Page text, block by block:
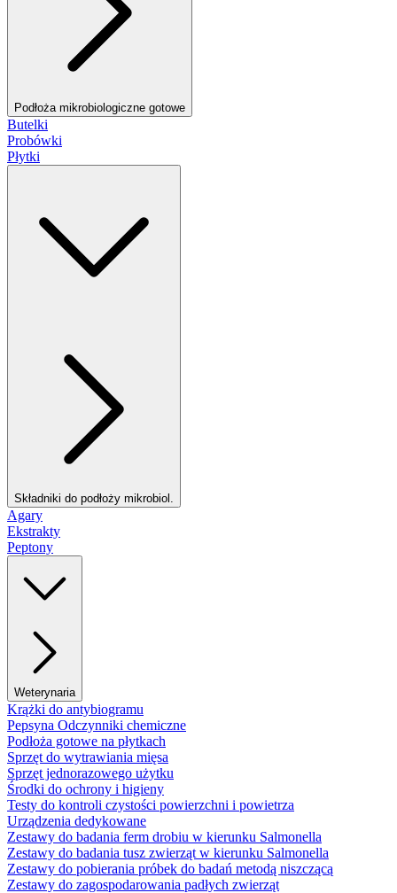
Podłoża mikrobiologiczne gotowe
Butelki
Probówki
Płytki
Składniki do podłoży mikrobiol.
Agary
Ekstrakty
Peptony
Weterynaria
Krążki do antybiogramu
Pepsyna Odczynniki chemiczne
Podłoża gotowe na płytkach
Sprzęt do wytrawiania mięsa
Sprzęt jednorazowego użytku
Środki do ochrony i higieny
Testy do kontroli czystości powierzchni i powietrza
Urządzenia dedykowane
Zestawy do badania ferm drobiu w kierunku Salmonella
Zestawy do badania tusz zwierząt w kierunku Salmonella
Zestawy do pobierania próbek do badań metodą niszczącą
Zestawy do zagospodarowania padłych zwierząt